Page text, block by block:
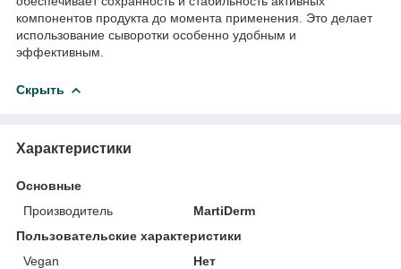
компонентов продукта до момента применения. Это делает
использование сыворотки особенно удобным и
эффективным.
Скрыть
Характеристики
Основные
Производитель
MartiDerm
Пользовательские характеристики
Vegan
Нет